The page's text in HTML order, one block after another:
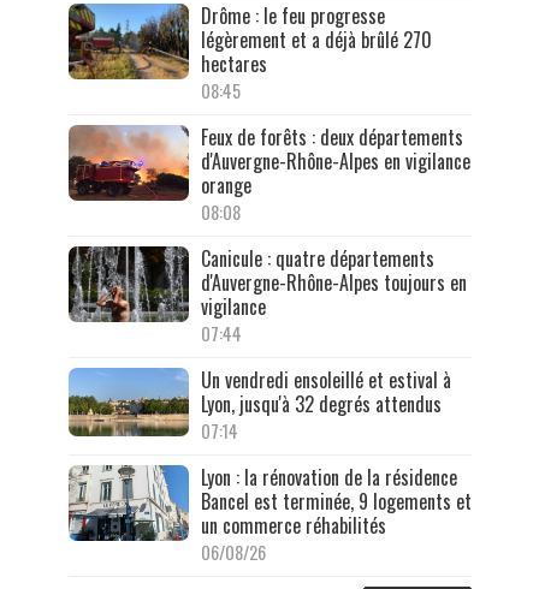
Drôme : le feu progresse
légèrement et a déjà brûlé 270
hectares
08:45
Feux de forêts : deux départements
d'Auvergne-Rhône-Alpes en vigilance
orange
08:08
Canicule : quatre départements
d'Auvergne-Rhône-Alpes toujours en
vigilance
07:44
Un vendredi ensoleillé et estival à
Lyon, jusqu'à 32 degrés attendus
07:14
Lyon : la rénovation de la résidence
Bancel est terminée, 9 logements et
un commerce réhabilités
06/08/26